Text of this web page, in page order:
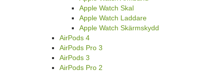
Apple Watch Skal
Apple Watch Laddare
Apple Watch Skärmskydd
AirPods 4
AirPods Pro 3
AirPods 3
AirPods Pro 2